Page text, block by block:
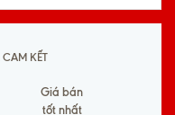
KẾT
Giá bán
tốt nhất